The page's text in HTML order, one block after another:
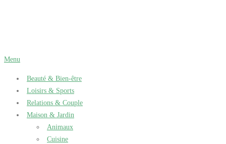
Menu
Beauté & Bien-être
Loisirs & Sports
Relations & Couple
Maison & Jardin
Animaux
Cuisine